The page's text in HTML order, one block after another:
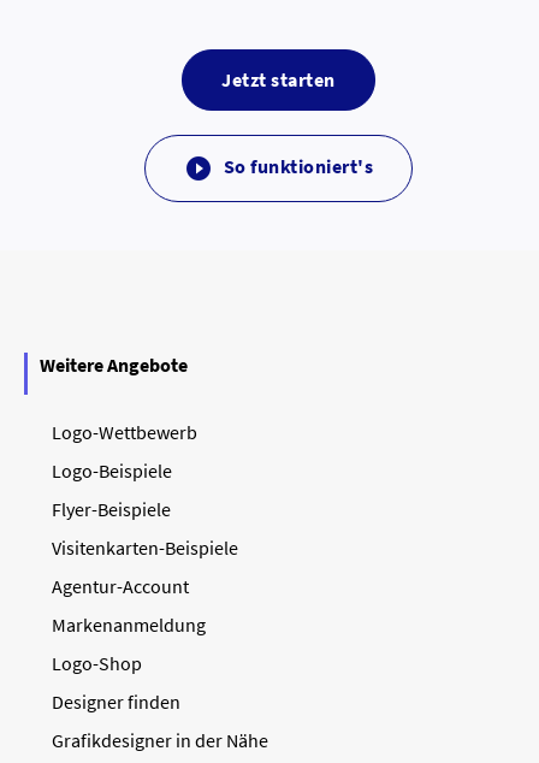
Jetzt starten
 So funktioniert's
Weitere Angebote
Logo-Wettbewerb
Logo-Beispiele
Flyer-Beispiele
Visitenkarten-Beispiele
Agentur-Account
Markenanmeldung
Logo-Shop
Designer finden
Grafikdesigner in der Nähe